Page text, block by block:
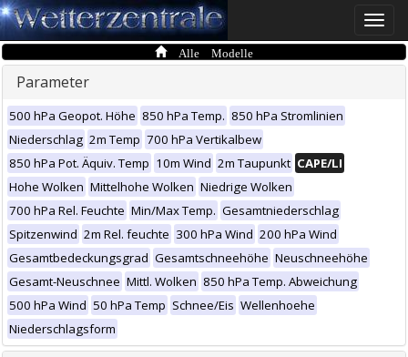
Toggle
Alle Modelle
Parameter
500 hPa Geopot. Höhe 850 hPa Temp. 850 hPa Stromlinien
Niederschlag 2m Temp 700 hPa Vertikalbew
850 hPa Pot. Äquiv. Temp 10m Wind 2m Taupunkt CAPE/LI
Hohe Wolken Mittelhohe Wolken Niedrige Wolken
700 hPa Rel. Feuchte Min/Max Temp. Gesamtniederschlag
Spitzenwind 2m Rel. feuchte 300 hPa Wind 200 hPa Wind
Gesamtbedeckungsgrad Gesamtschneehöhe Neuschneehöhe
Gesamt-Neuschnee Mittl. Wolken 850 hPa Temp. Abweichung
500 hPa Wind 50 hPa Temp Schnee/Eis Wellenhoehe
Niederschlagsform